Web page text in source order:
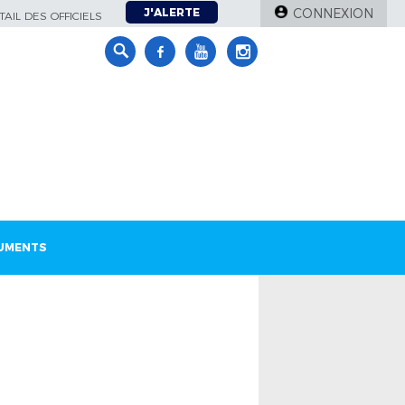
DES OFFICIELS J'ALERTE CONNEXION